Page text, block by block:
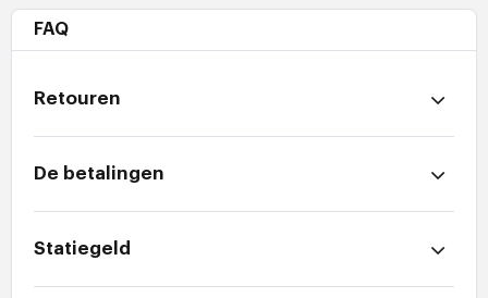
FAQ
Retouren
De betalingen
Statiegeld